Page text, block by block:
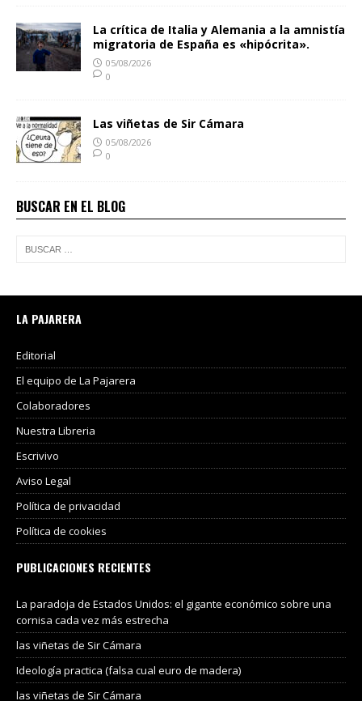
La crítica de Italia y Alemania a la amnistía
migratoria de España es «hipócrita».
05/08/2026
0
Las viñetas de Sir Cámara
05/08/2026
0
BUSCAR EN EL BLOG
LA PAJARERA
Editorial
El equipo de La Pajarera
Colaboradores
Nuestra Libreria
Escrivivo
Aviso Legal
Política de privacidad
Política de cookies
PUBLICACIONES RECIENTES
La paradoja de Estados Unidos: el gigante económico sobre una
cornisa cada vez más estrecha
las viñetas de Sir Cámara
Ideología practica (falsa cual euro de madera)
las viñetas de Sir Cámara